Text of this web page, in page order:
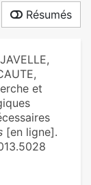
Résumés
et
[en ligne].